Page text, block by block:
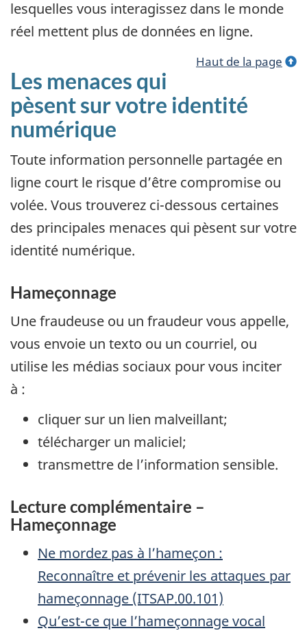
lesquelles vous interagissez dans le monde
réel mettent plus de données en ligne.
Haut de la page
Les menaces qui
pèsent sur votre identité
numérique
Toute information personnelle partagée en
ligne court le risque d’être compromise ou
volée. Vous trouverez ci-dessous certaines
des principales menaces qui pèsent sur votre
identité numérique.
Hameçonnage
Une fraudeuse ou un fraudeur vous appelle,
vous envoie un texto ou un courriel, ou
utilise les médias sociaux pour vous inciter
à :
cliquer sur un lien malveillant;
télécharger un maliciel;
transmettre de l’information sensible.
Lecture complémentaire –
Hameçonnage
Ne mordez pas à l’hameçon :
Reconnaître et prévenir les attaques par
hameçonnage (ITSAP.00.101)
Qu’est-ce que l’hameçonnage vocal